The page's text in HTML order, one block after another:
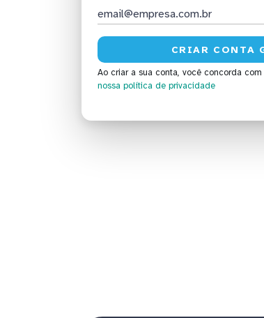
Ao criar a sua conta, você concorda com
nossa política de privacidade